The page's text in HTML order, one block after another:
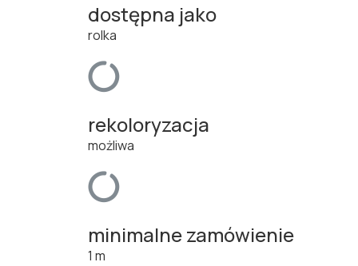
dostępna jako
rolka
rekoloryzacja
możliwa
minimalne zamówienie
1 m